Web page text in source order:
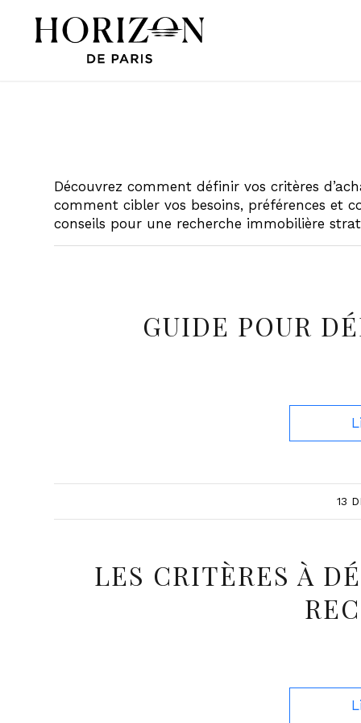
Découvrez comment définir vos critères
comment cibler vos besoins, préférences et
conseils pour une recherche immobilière
GUIDE POUR
13
LES CRITÈRES À